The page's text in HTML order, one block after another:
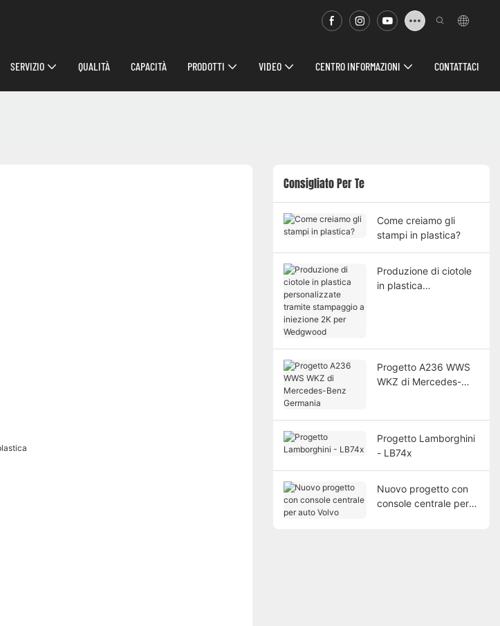
SERVIZIO QUALITÀ CAPACITÀ PRODOTTI VIDEO CENTRO INFORMAZIONI CONTATTACI
Consigliato Per Te
Come creiamo gli
stampi in plastica?
Produzione di ciotole
in plastica
Progetto A236 WWS
WKZ di Mercedes-
Progetto Lamborghini
- LB74x
Nuovo progetto con
console centrale per